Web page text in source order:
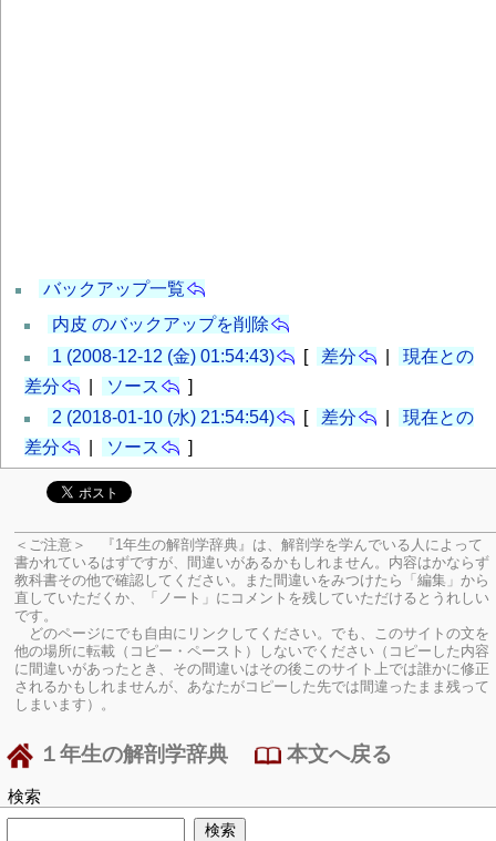
バックアップ一覧
内皮 のバックアップを削除
1 (2008-12-12 (金) 01:54:43)
[ 差分
現在との
差分
ソース
]
2 (2018-01-10 (水) 21:54:54)
[ 差分
現在との
差分
ソース ]
＜ご注意＞ 『1年生の解剖学辞典』は、解剖学を学んでいる人によって
書かれているはずですが、間違いがあるかもしれません。内容はかならず
教科書その他で確認してください。
また間違いをみつけたら「編集」から
直していただくか、「ノート」にコメントを残していただけるとうれしい
です。
どのページにでも自由にリンクしてください。でも、このサイトの文を
他の場所に転載（コピー・ペースト）しないでください（コピーした内容
に間違いがあったとき、その間違いはその後このサイト上では誰かに修正
されるかもしれませんが、あなたがコピーした先では間違ったまま残って
しまいます）。
１年生の解剖学辞典 本文へ戻る
検索